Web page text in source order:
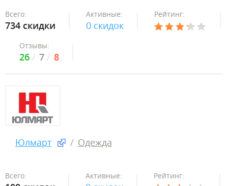
Всего:
734 скидки
Активные:
0 скидок
Рейтинг:
Отзывы:
26 7 8
Юлмарт Одежда
Всего: Активные: Рейтинг: